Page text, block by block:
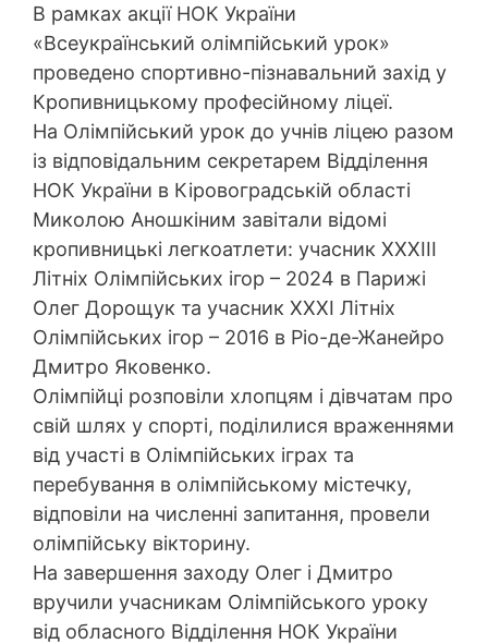
В рамках акції НОК України
«Всеукраїнський олімпійський урок»
проведено спортивно-пізнавальний захід у
Кропивницькому професійному ліцеї.
На Олімпійський урок до учнів ліцею разом
із відповідальним секретарем Відділення
НОК України в Кіровоградській області
Миколою Аношкіним завітали відомі
кропивницькі легкоатлети: учасник ХХХІІІ
Літніх Олімпійських ігор – 2024 в Парижі
Олег Дорощук та учасник XXXI Літніх
Олімпійських ігор – 2016 в Ріо-де-Жанейро
Дмитро Яковенко.
Олімпійці розповіли хлопцям і дівчатам про
свій шлях у спорті, поділилися враженнями
від участі в Олімпійських іграх та
перебування в олімпійському містечку,
відповіли на численні запитання, провели
олімпійську вікторину.
На завершення заходу Олег і Дмитро
вручили учасникам Олімпійського уроку
від обласного Відділення НОК України